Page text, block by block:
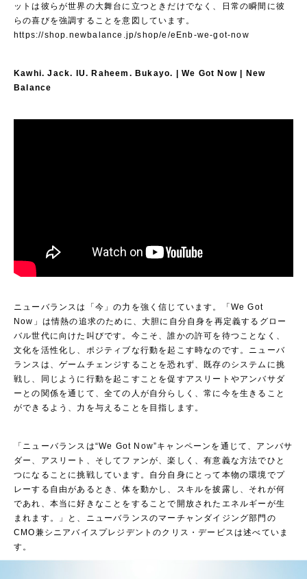
ットは彼らが世界の大舞台に立つときだけでなく、日常の瞬間に彼
らの喜びを強調することを意図しています。
https://shop.newbalance.jp/shop/e/eEnb-we-got-now
Kawhi. Jack. IU. Raheem. Bukayo. | We Got Now | New
Balance
ニューバランスは「今」の力を強く信じています。「We Got
Now」は情熱の追求のために、大胆に自分自身を再定義するグロー
バル世代に向けた叫びです。今こそ、誰かの許可を待つことなく、
文化を活性化し、ポジティブな行動を起こす時なのです。ニューバ
ランスは、ゲームチェンジすることを恐れず、既存のシステムに挑
戦し、同じように行動を起こすことを促すアスリートやアンバサダ
ーとの関係を通じて、全ての人が自分らしく、常に今を生きること
ができるよう、力を与えることを目指します。
「ニューバランスは“We Got Now”キャンペーンを通じて、アンバサ
ダー、アスリート、そしてファンが、楽しく、有意義な方法でひと
つになることに挑戦しています。自分自身にとって本物の環境でプ
レーする自由があるとき、体を動かし、スキルを披露し、それが何
であれ、本当に好きなことをすることで開放されたエネルギーが生
まれます。」と、ニューバランスのマーチャンダイジング部門の
CMO兼シニアバイスプレジデントのクリス・デービスは述べていま
す。